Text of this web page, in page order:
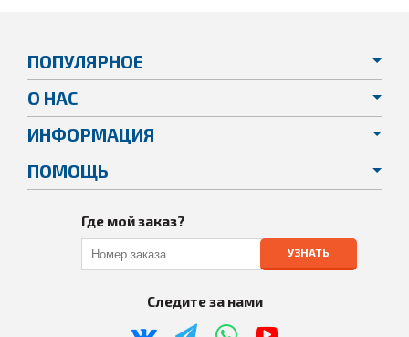
ПОПУЛЯРНОЕ
О НАС
ИНФОРМАЦИЯ
ПОМОЩЬ
Где мой заказ?
УЗНАТЬ
Следите за нами